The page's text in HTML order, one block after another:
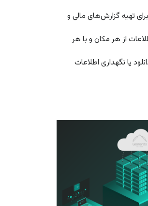
تهیه گزارش‌های مالی و
از هر مکان و با هر
یا نگهداری اطلاعات